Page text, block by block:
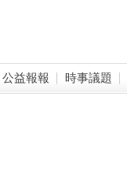
公益報報 時事議題